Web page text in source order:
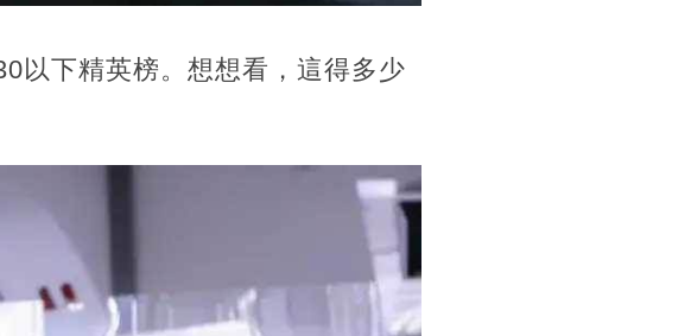
以下精英榜。想想看，這得多少